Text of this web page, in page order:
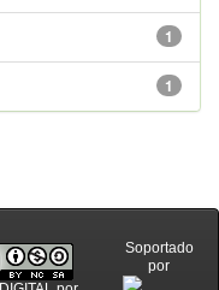
1
1
Soportado
por